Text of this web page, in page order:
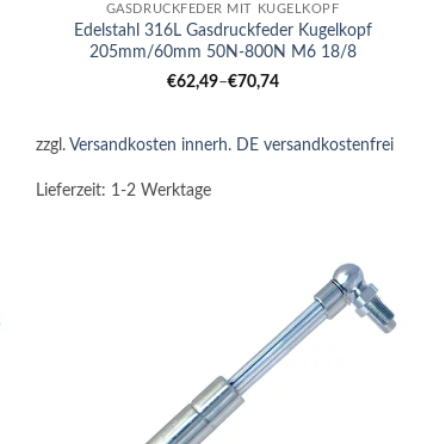
GASDRUCKFEDER MIT KUGELKOPF
Edelstahl 316L Gasdruckfeder Kugelkopf
205mm/60mm 50N-800N M6 18/8
€62,49–€70,74
zzgl.Versandkosten innerh. DE versandkostenfrei
Lieferzeit: 1-2 Werktage